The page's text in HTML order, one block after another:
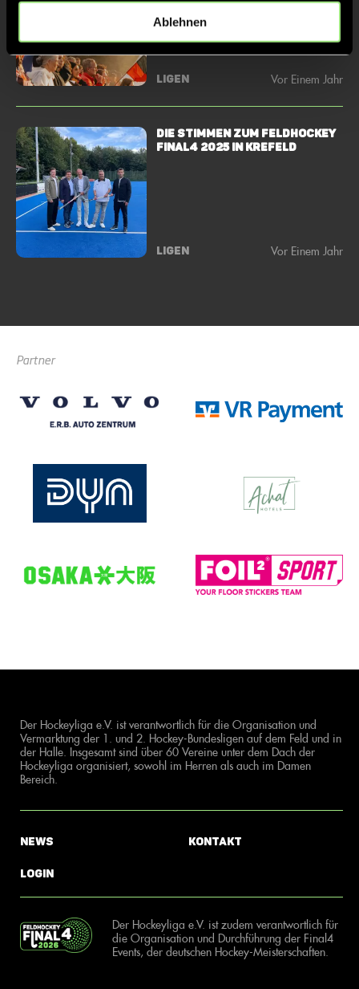
Ablehnen
LIGEN Vor Einem Jahr
DIE STIMMEN ZUM FELDHOCKEY
FINAL4 2025 IN KREFELD
LIGEN Vor Einem Jahr
Partner
Der Hockeyliga e.V. ist verantwortlich für die Organisation und
Vermarktung der 1. und 2. Hockey-Bundesligen auf dem Feld und in
der Halle. Insgesamt sind über 60 Vereine unter dem Dach der
Hockeyliga organisiert, sowohl im Herren als auch im Damen
Bereich.
News
Login
Kontakt
Der Hockeyliga e.V. ist zudem verantwortlich für
die Organisation und Durchführung der Final4
Events, der deutschen Hockey-Meisterschaften.